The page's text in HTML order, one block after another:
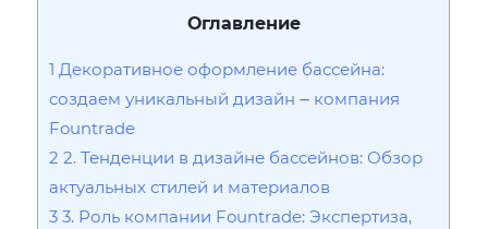
Оглавление
1 Декоративное оформление бассейна:
создаем уникальный дизайн ౼ компания
Fountrade
2 2. Тенденции в дизайне бассейнов: Обзор
актуальных стилей и материалов
3 3. Роль компании Fountrade: Экспертиза,